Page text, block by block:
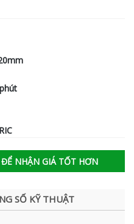
NHẬN GIÁ TỐT HƠN
SỐ KỸ THUẬT